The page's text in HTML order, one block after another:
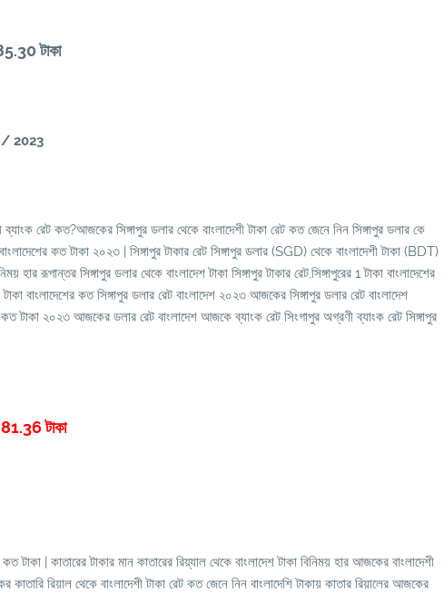
টাকা
/ 2023
রেট কত?আজকের সিঙ্গাপুর ডলার থেকে বাংলাদেশী টাকা রেট কত জেনে নিন সিঙ্গাপুর ডলার কে
কত টাকা ২০২৩ | সিঙ্গাপুর টাকার রেট সিঙ্গাপুর ডলার (SGD) থেকে বাংলাদেশী টাকা (BDT)
হার রূপান্তর সিঙ্গাপুর ডলার থেকে বাংলাদেশ টাকা সিঙ্গাপুর টাকার রেট,সিঙ্গাপুরের 1 টাকা বাংলাদেশের
বাংলাদেশের কত সিঙ্গাপুর ডলার রেট বাংলাদেশ ২০২৩ আজকের সিঙ্গাপুর ডলার রেট বাংলাদেশ
টাকা ২০২৩ আজকের ডলার রেট বাংলাদেশ আজকে ব্যাংক রেট সিংগাপুর অগ্রণী ব্যাংক রেট সিঙ্গাপুর
81.36 টাকা
টাকা | কাতারের টাকার মান কাতারের রিয়্যাল থেকে বাংলাদেশ টাকা বিনিময় হার আজকের বাংলাদেশী
রিয়াল থেকে বাংলাদেশী টাকা রেট কত জেনে নিন বাংলাদেশি টাকায় কাতার রিয়ালের আজকের